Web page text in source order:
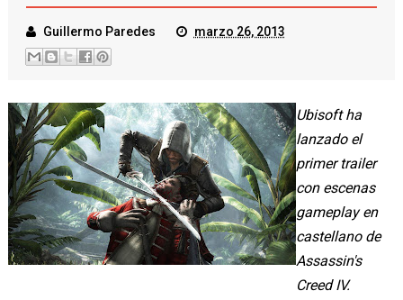
Guillermo Paredes marzo 26, 2013
Ubisoft ha
lanzado el
primer trailer
con escenas
gameplay en
castellano de
Assassin's
Creed IV.